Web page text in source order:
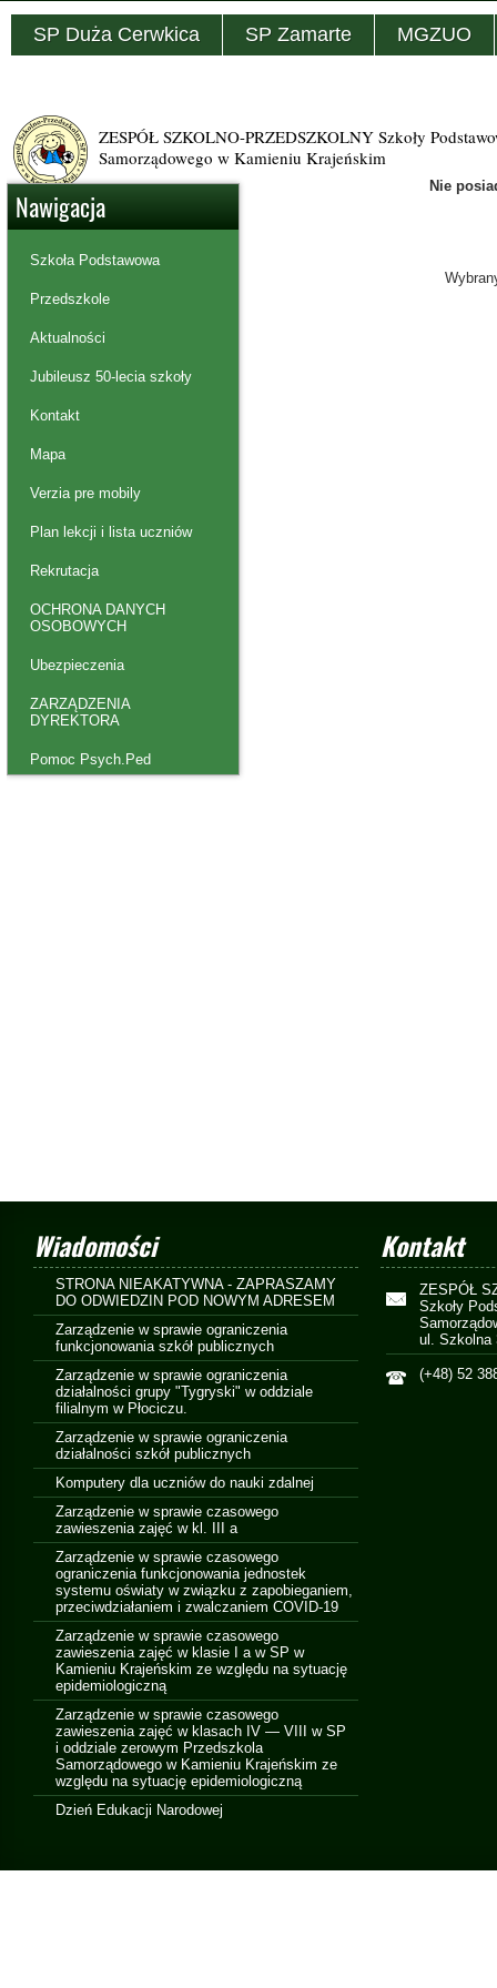
ZESPÓŁ SZKOLNO-PRZEDSZKOLNY Szkoły
Samorządowego w Kamieniu Krajeńskim
SP Duża Cerwkica SP Zamarte MGZUO
Nawigacja
Szkoła Podstawowa
Przedszkole
Aktualności
Jubileusz 50-lecia szkoły
Kontakt
Mapa
Verzia pre mobily
Plan lekcji i lista uczniów
Rekrutacja
OCHRONA DANYCH
OSOBOWYCH
Ubezpieczenia
ZARZĄDZENIA
DYREKTORA
Pomoc Psych.Ped
Nie
Wiadomości
STRONA NIEAKATYWNA - ZAPRASZAMY
DO ODWIEDZIN POD NOWYM ADRESEM
Zarządzenie w sprawie ograniczenia
funkcjonowania szkół publicznych
Zarządzenie w sprawie ograniczenia
działalności grupy "Tygryski" w oddziale
filialnym w Płociczu.
Zarządzenie w sprawie ograniczenia
działalności szkół publicznych
Komputery dla uczniów do nauki zdalnej
Zarządzenie w sprawie czasowego
zawieszenia zajęć w kl. III a
Zarządzenie w sprawie czasowego
ograniczenia funkcjonowania jednostek
systemu oświaty w związku z zapobieganiem,
przeciwdziałaniem i zwalczaniem COVID-19
Zarządzenie w sprawie czasowego
zawieszenia zajęć w klasie I a w SP w
Kamieniu Krajeńskim ze względu na sytuację
epidemiologiczną
Zarządzenie w sprawie czasowego
zawieszenia zajęć w klasach IV — VIII w SP
i oddziale zerowym Przedszkola
Samorządowego w Kamieniu Krajeńskim ze
względu na sytuację epidemiologiczną
Dzień Edukacji Narodowej
Kontakt
ZESPÓŁ
Szkoły
ul. Szkolna
(+48) 52